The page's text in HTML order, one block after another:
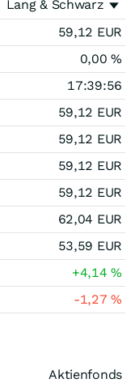
Lang & Schwarz
59,12 EUR
0,00%
17:39:56
59,12 EUR
59,12 EUR
59,12 EUR
59,12 EUR
62,04 EUR
53,59 EUR
+4,14%
-1,27%
Aktienfonds